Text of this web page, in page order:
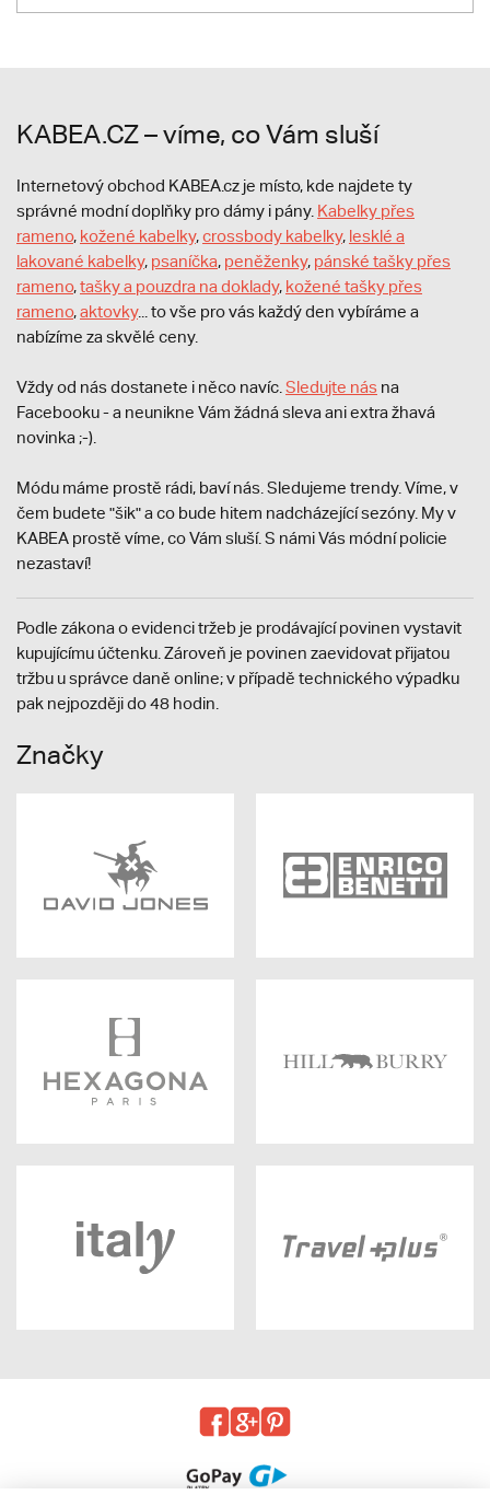
KABEA.CZ – víme, co Vám sluší
Internetový obchod KABEA.cz je místo, kde najdete ty
správné modní doplňky pro dámy i pány. Kabelky přes
rameno, kožené kabelky,crossbody kabelky, lesklé a
lakované kabelky, psaníčka, peněženky, pánské tašky přes
rameno,tašky a pouzdra na doklady, kožené tašky přes
rameno,aktovky... to vše pro vás každý den vybíráme a
nabízíme za skvělé ceny.
Vždy od nás dostanete i něco navíc. Sledujte nás na
Facebooku - a neunikne Vám žádná sleva ani extra žhavá
novinka ;-).
Módu máme prostě rádi, baví nás. Sledujeme trendy. Víme, v
čem budete "šik" a co bude hitem nadcházející sezóny. My v
KABEA prostě víme, co Vám sluší. S námi Vás módní policie
nezastaví!
Podle zákona o evidenci tržeb je prodávající povinen vystavit
kupujícímu účtenku. Zároveň je povinen zaevidovat přijatou
tržbu u správce daně online; v případě technického výpadku
pak nejpozději do 48 hodin.
Značky